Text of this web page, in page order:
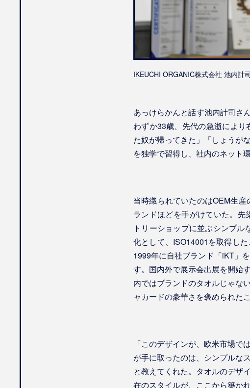
IKEUCHI ORGANIC株式会社 池内計
あっけらかんと話す池内計司さ
わずか33歳、先代の急逝によ
た奴が帰ってきた」「しょうが
を独学で習得し、社内のネット
当時織られていたのはOEM生
ランドほどを手がけていた。
トリーショップに並ぶシンプ
化として、ISO14001を取得し
1999年に自社ブランド「iKT」
す。国内外で展示会出展を開始
内ではブランドのタオルじゃな
ャカードの豪華さを褒められた
「このデザインが、欧米市場
が手に取ったのは、シンプルな
と教えてくれた。タオルのデザ
在のスタイルが、ここから築かれ